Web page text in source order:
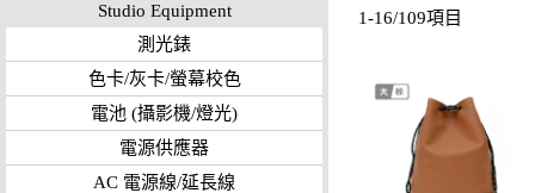
Studio Equipment
測光錶
色卡/灰卡/螢幕校色
電池 (攝影機/燈光)
電源供應器
AC 電源線/延長線
1-16/109項目